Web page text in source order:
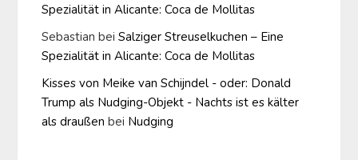
Spezialität in Alicante: Coca de Mollitas
Sebastian beiSalziger Streuselkuchen – Eine
Spezialität in Alicante: Coca de Mollitas
Kisses von Meike van Schijndel - oder: Donald
Trump als Nudging-Objekt - Nachts ist es kälter
als draußen bei Nudging